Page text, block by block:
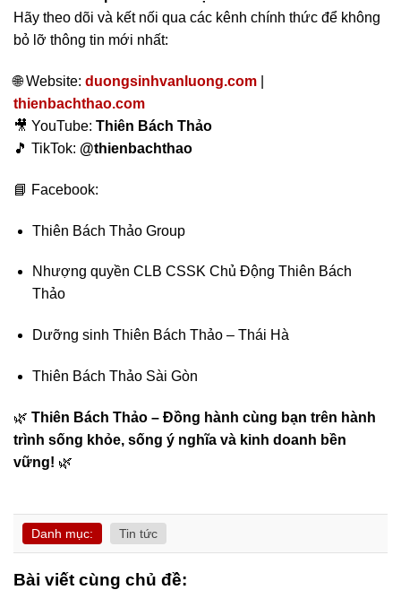
Hãy theo dõi và kết nối qua các kênh chính thức để không
bỏ lỡ thông tin mới nhất:
🌐 Website: duongsinhvanluong.com
thienbachthao.com
🎥 YouTube: Thiên Bách Thảo
🎵 TikTok: @thienbachthao
📘 Facebook:
Thiên Bách Thảo Group
Nhượng quyền CLB CSSK Chủ Động Thiên Bách
Thảo
Dưỡng sinh Thiên Bách Thảo – Thái Hà
Thiên Bách Thảo Sài Gòn
🌿 Thiên Bách Thảo – Đồng hành cùng bạn trên hành
trình sống khỏe, sống ý nghĩa và kinh doanh bền
vững! 🌿
Danh mục: Tin tức
Bài viết cùng chủ đề: